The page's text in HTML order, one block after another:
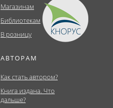
Магазинам
Библиотекам
В розницу
АВТОРАМ
Как стать автором?
Книга издана. Что
дальше?